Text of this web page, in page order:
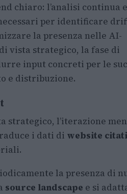
chiaro: l’analisi continua
per identificare
la presenza nelle AI-
vista strategico, la fase di
input concreti per le
e distribuzione.
strategico, l’iterazione
i dati di website
la presenza di
source landscape e si